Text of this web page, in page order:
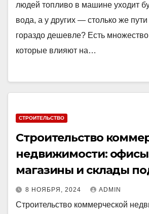
людей топливо в машине уходит
вода, а у других — столько же пути
гораздо дешевле? Есть
которые влияют на…
СТРОИТЕЛЬСТВО
Строительство
недвижимости:
магазины и склады
8 НОЯБРЯ, 2024 ADMIN
Строительство коммерческой